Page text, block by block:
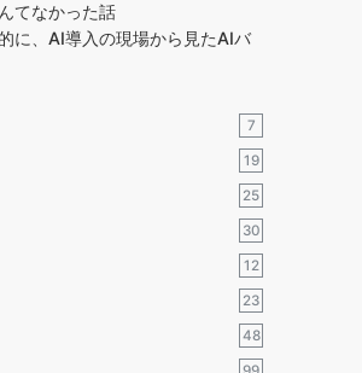
てなかった話
に、AI導入の現場から見たAIバ
7
19
25
30
12
23
48